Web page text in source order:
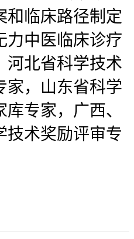
和临床路径制定
力中医临床诊疗
河北省科学技术
家，山东省科学
专家，广西、
技术奖励评审专